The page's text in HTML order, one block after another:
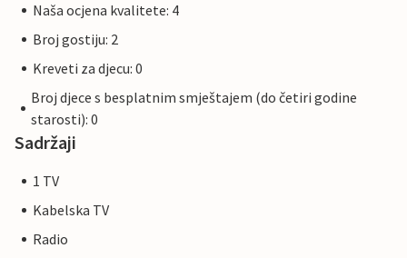
Naša ocjena kvalitete: 4
Broj gostiju: 2
Kreveti za djecu: 0
Broj djece s besplatnim smještajem (do četiri godine
starosti): 0
Sadržaji
1 TV
Kabelska TV
Radio